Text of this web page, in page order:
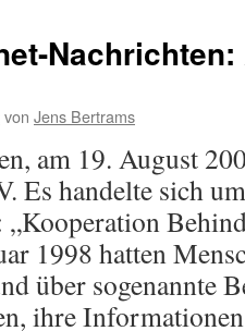
von Jens Bertrams
am 19. August
Es handelte sich
1998 hatten
über sogenannte
ihre